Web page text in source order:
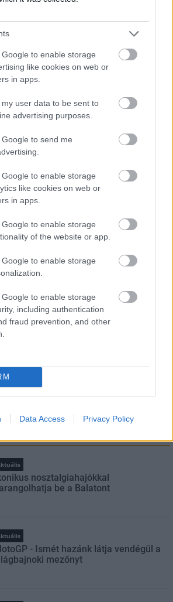
to enable storage
like cookies on web or
in apps.
user data to be sent to
advertising purposes.
to send me
to enable storage
like cookies on web or
in apps.
to enable storage
of the website or app.
to enable storage
to enable storage
including authentication
fraud prevention, and other
Data Access Privacy Policy
gyalogosátkelők és jelzőlámpás
épül Angyalföldön
bővítik
építési szakasz indult be a
Flórián téri felüljárón
FELIRATKOZÁS
nosztalgiahajókkal
be a Balatont
- Ismét hazánk látja vendégül a
mezőnyt